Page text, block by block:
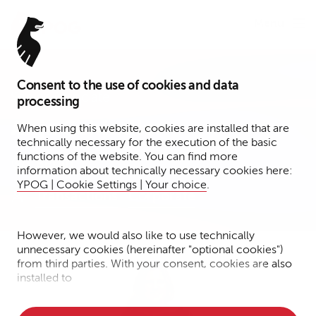
Consent to the use of cookies and data
processing
When using this website, cookies are installed that are
technically necessary for the execution of the basic
functions of the website. You can find more
information about technically necessary cookies here:
YPOG | Cookie Settings | Your choice.
However, we would also like to use technically
unnecessary cookies (hereinafter "optional cookies")
from third parties. With your consent, cookies are also
installed to
Senior Associate
Anja Schindler
Berlin